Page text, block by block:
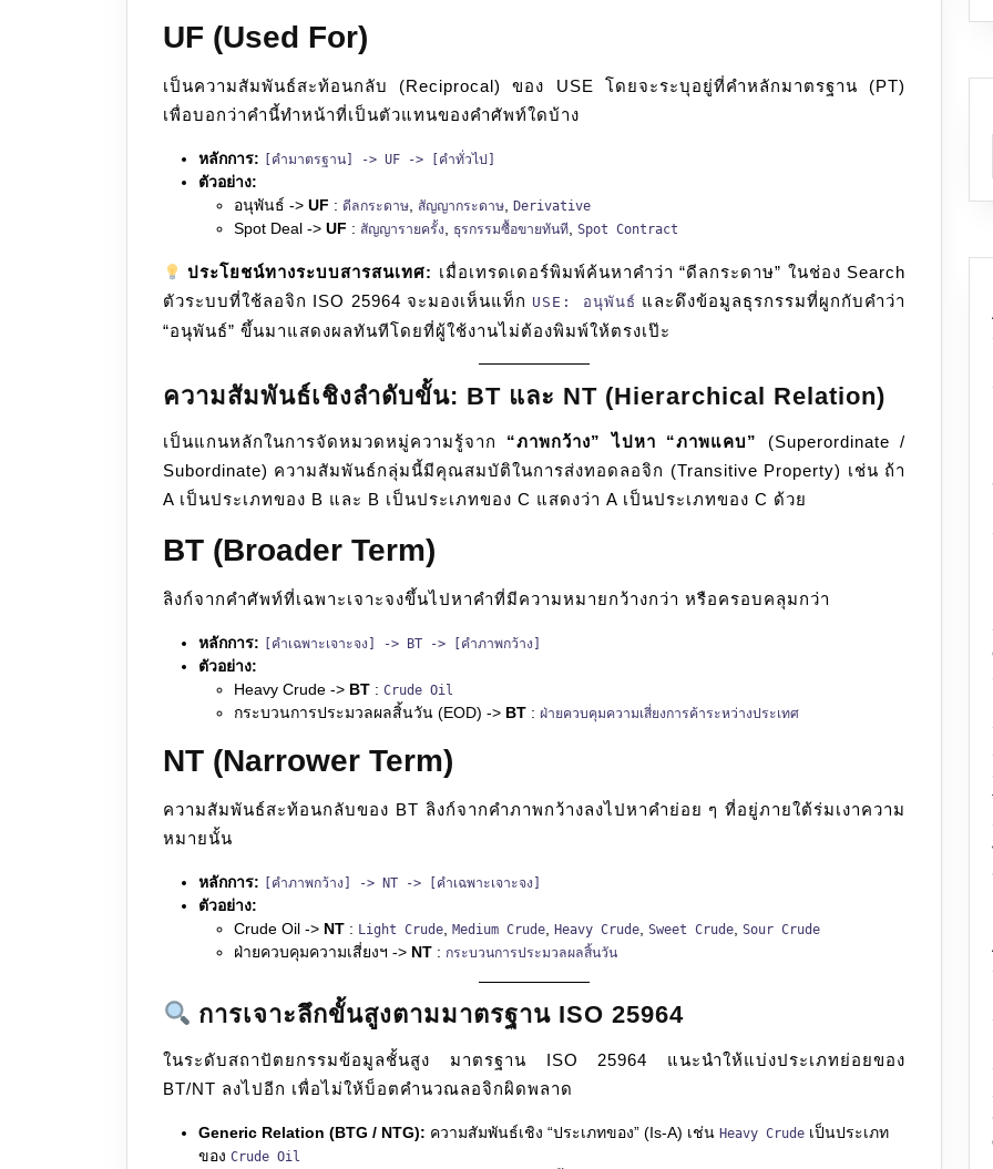
UF (Used For)
เป็นความสัมพันธ์สะท้อนกลับ (Reciprocal) ของ USE โดยจะระบุอยู่ที่คำหลักมาตรฐาน (PT)
เพื่อบอกว่าคำนี้ทำหน้าที่เป็นตัวแทนของคำศัพท์ใดบ้าง
หลักการ: [คำมาตรฐาน] -> UF -> [คำทั่วไป]
ตัวอย่าง:
อนุพันธ์ -> UF : ดีลกระดาษ สัญญากระดาษ Derivative
Spot Deal -> UF : สัญญารายครั้ง ธุรกรรมซื้อขายทันที Spot Contract
ประโยชน์ทางระบบสารสนเทศ: เมื่อเทรดเดอร์พิมพ์ค้นหาคำว่า “ดีลกระดาษ” ในช่อง Search
ตัวระบบที่ใช้ลอจิก ISO 25964 จะมองเห็นแท็ก USE: อนุพันธ์ และดึงข้อมูลธุรกรรมที่ผูกกับคำว่า
“อนุพันธ์” ขึ้นมาแสดงผลทันทีโดยที่ผู้ใช้งานไม่ต้องพิมพ์ให้ตรงเป๊ะ
ความสัมพันธ์เชิงลำดับขั้น: BT และ NT (Hierarchical Relation)
เป็นแกนหลักในการจัดหมวดหมู่ความรู้จาก “ภาพกว้าง” ไปหา “ภาพแคบ”
(Superordinate /
Subordinate) ความสัมพันธ์กลุ่มนี้มีคุณสมบัติในการส่งทอดลอจิก (Transitive Property) เช่น ถ้า
A เป็นประเภทของ B และ B เป็นประเภทของ C แสดงว่า A เป็นประเภทของ C ด้วย
BT (Broader Term)
ลิงก์จากคำศัพท์ที่เฉพาะเจาะจงขึ้นไปหาคำที่มีความหมายกว้างกว่า หรือครอบคลุมกว่า
หลักการ: [คำเฉพาะเจาะจง] -> BT -> [คำภาพกว้าง]
ตัวอย่าง:
Heavy Crude -> BT : Crude Oil
กระบวนการประมวลผลสิ้นวัน (EOD) -> BT : ฝ่ายควบคุมความเสี่ยงการค้าระหว่างประเทศ
NT (Narrower Term)
ความสัมพันธ์สะท้อนกลับของ BT ลิงก์จากคำภาพกว้างลงไปหาคำย่อย ๆ ที่อยู่ภายใต้ร่มเงาความ
หมายนั้น
หลักการ: [คำภาพกว้าง] -> NT -> [คำเฉพาะเจาะจง]
ตัวอย่าง:
Crude Oil -> NT : Light Crude Medium Crude Heavy Crude Sweet Crude Sour Crude
ฝ่ายควบคุมความเสี่ยงฯ -> NT : กระบวนการประมวลผลสิ้นวัน
การเจาะลึกขั้นสูงตามมาตรฐาน ISO 25964
ในระดับสถาปัตยกรรมข้อมูลชั้นสูง มาตรฐาน ISO 25964 แนะนำให้แบ่งประเภทย่อยของ
BT/NT ลงไปอีก เพื่อไม่ให้บ็อตคำนวณลอจิกผิดพลาด
Generic Relation (BTG / NTG): ความสัมพันธ์เชิง “ประเภทของ” (Is-A) เช่น Heavy Crude เป็นประเภท
ของ Crude Oil